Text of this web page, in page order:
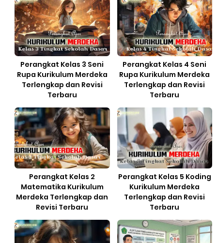
Perangkat Kelas 3 Seni
Rupa Kurikulum Merdeka
Terlengkap dan Revisi
Terbaru
Perangkat Kelas 4 Seni
Rupa Kurikulum Merdeka
Terlengkap dan Revisi
Terbaru
Perangkat Kelas 2
Matematika Kurikulum
Merdeka Terlengkap dan
Revisi Terbaru
Perangkat Kelas 5 Koding
Kurikulum Merdeka
Terlengkap dan Revisi
Terbaru